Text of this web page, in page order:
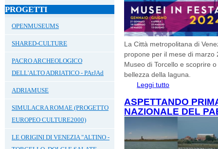
PROGETTI
OPENMUSEUMS
SHARED-CULTURE
PACRO ARCHEOLOGICO
DELL'ALTO ADRIATICO - PArJAd
ADRIAMUSE
SIMULACRA ROMAE (PROGETTO
EUROPEO CULTURE2000)
LE ORIGINI DI VENEZIA "ALTINO -
La Città metropolitana di
propone per il mese di marzo
Museo di Torcello e scoprire
bellezza della laguna.
Leggi tutto
ASPETTANDO
NAZIONALE DEL